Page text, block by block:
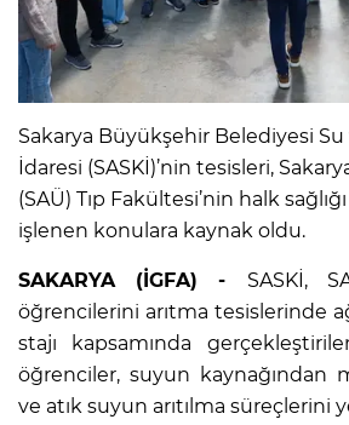
Sakarya Büyükşehir Belediyesi Su
İdaresi (SASKİ)’nin tesisleri,
(SAÜ) Tıp Fakültesi’nin halk
işlenen konulara kaynak oldu.
SAKARYA (İGFA) - SASKİ,
öğrencilerini arıtma tesislerinde
stajı kapsamında
öğrenciler, suyun kaynağından
ve atık suyun arıtılma süreçlerini